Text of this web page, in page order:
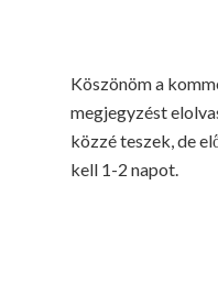
Köszönöm a
megjegyzést
közzé teszek, de
kell 1-2 napot.